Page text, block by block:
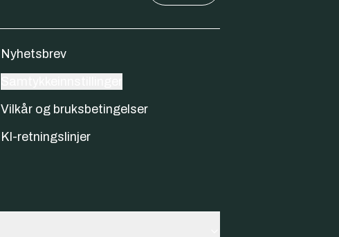
Nyhetsbrev
Vilkår og bruksbetingelser
KI-retningslinjer